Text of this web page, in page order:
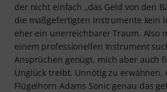
der nicht einfach „das Geld von den
die maßgefertigten Instrumente kein
eher ein unerreichbarer Traum. Also
einem professionellen Instrument
Ansprüchen genügt, mich aber auch
Unglück treibt. Unnötig zu erwähnen,
Flügelhorn Adams Sonic genau das